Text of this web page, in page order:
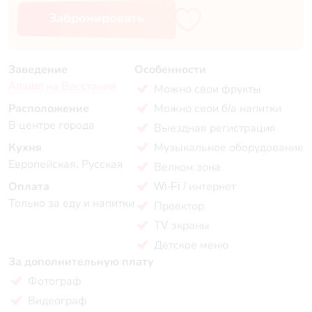
Заведение
Расположение
В центре города
Кухня
Европейская, Русская
Оплата
Только за еду и напитки
Особенности
Можно свои фрукты
Можно свои б/а напитки
Выездная регистрация
Музыкальное оборудование
Велком зона
Wi-Fi / интернет
Проектор
TV экраны
Детское меню
За дополнительную плату
Фотограф
Видеограф